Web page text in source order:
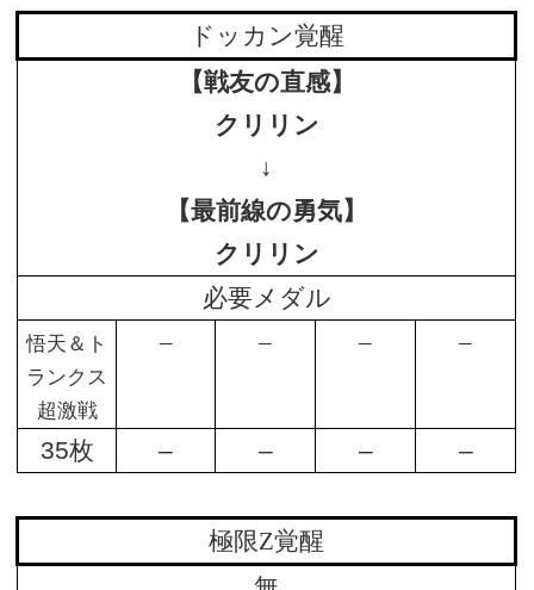
ドッカン覚醒
【戦友の直感】
クリリン
↓
【最前線の勇気】
クリリン
必要メダル
悟天＆ト
ランクス
超激戦
– – – –
35枚 – – – –
極限Z覚醒